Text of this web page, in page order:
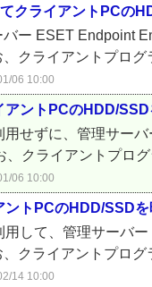
クライアントPCの
ー ESET Endpoint
クライアントプロ
06 10:00
アントPCのHDD/
せずに、管理サー
、クライアントプロ
06 10:00
ントPCのHDD/SSD
して、管理サーバ
クライアントプロ
14 10:00